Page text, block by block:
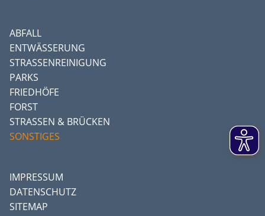
ABFALL
ENTWÄSSERUNG
STRASSENREINIGUNG
PARKS
FRIEDHÖFE
FORST
STRASSEN & BRÜCKEN
SONSTIGES
IMPRESSUM
DATENSCHUTZ
SITEMAP